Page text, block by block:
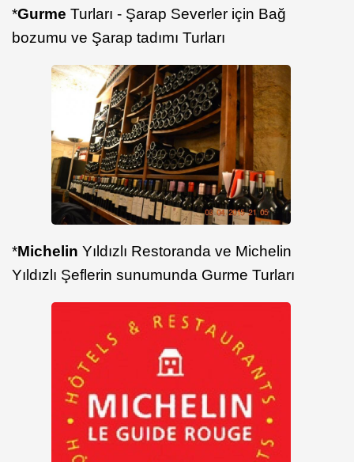
*Gurme Turları - Şarap Severler için Bağ
bozumu ve Şarap tadımı Turları
*Michelin Yıldızlı Restoranda ve Michelin
Yıldızlı Şeflerin sunumunda Gurme Turları